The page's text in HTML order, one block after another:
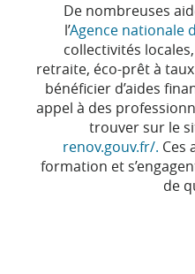
De nombreuses
l’Agence nationale
collectivités
retraite, éco-prêt à
bénéficier d’aides
appel à des
trouver sur le
renov.gouv.fr/. Ces
formation et
de